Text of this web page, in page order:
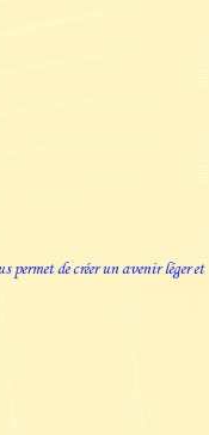
de créer un avenir léger et